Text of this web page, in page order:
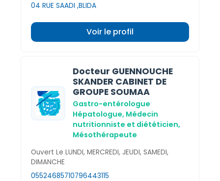
04 RUE SAADI ,BLIDA
Voir le profil
Docteur GUENNOUCHE
SKANDER CABINET DE
GROUPE SOUMAA
Gastro-entérologue
Hépatologue, Médecin
nutritionniste et diététicien,
Mésothérapeute
Ouvert Le LUNDI, MERCREDI, JEUDI, SAMEDI,
DIMANCHE
05524685710796443115